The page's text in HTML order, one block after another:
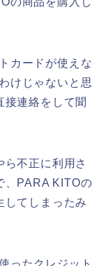
カードが使えな
けじゃないと思
接連絡をして聞
不正に利用さ
、PARA KITOの
してしまったみ
ったクレジット